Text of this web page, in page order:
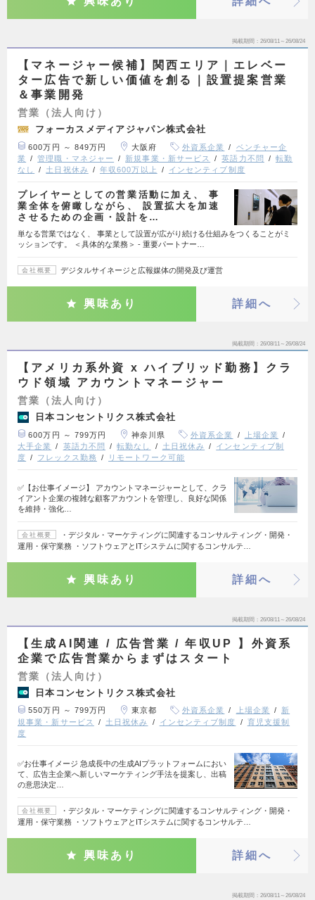
掲載期間 26/08/11～26/08/24
【マネージャー候補】関西エリア｜エレベー
ター広告で新しい価値を創る｜設置提案営業
＆事業開発
営業（法人向け）
フォーカスメディアジャパン株式会社
600万円 ～ 849万円 大阪府 外資系企業
ベンチャー企
業
管理職・マネジャー 新規事業・新サービス 英語力不問
転勤
なし
土日祝休み 年収600万以上 インセンティブ制度
プレイヤーとしての営業活動に加え、 事
業全体を俯瞰しながら、 設置拡大を加速
させるための企画・設計を…
単なる営業ではなく、 事業として設置が広がり続ける仕組みをつくることがミ
ッションです。 ＜具体的な業務＞ - 重要パートナー…
会社概要 デジタルサイネージと広報媒体の開発及び運営
興味あり 詳細へ
掲載期間 26/08/11～26/08/24
【アメリカ系外資 x ハイブリッド勤務】クラ
ウド領域 アカウントマネージャー
営業（法人向け）
日本コンセントリクス株式会社
600万円 ～ 799万円 神奈川県 外資系企業
上場企業
大手企業
英語力不問 転勤なし 土日祝休み
インセンティブ制
度
フレックス勤務 リモートワーク可能
✅【お仕事イメージ】 アカウントマネージャーとして、クラ
イアント企業の複雑な顧客アカウントを管理し、良好な関係
を維持・強化…
会社概要
・デジタル・マーケティングに関連するコンサルティング・開発・
運用・保守業務 ・ソフトウェアとITシステムに関するコンサルテ…
興味あり 詳細へ
掲載期間 26/08/11～26/08/24
【生成AI関連 / 広告営業 / 年収UP 】外資系
企業で広告営業からまずはスタート
営業（法人向け）
日本コンセントリクス株式会社
550万円 ～ 799万円 東京都 外資系企業 上場企業
新
規事業・新サービス
土日祝休み インセンティブ制度
育児支援制
度
✅お仕事イメージ 急成長中の生成AIプラットフォームにおい
て、広告主企業へ新しいマーケティング手法を提案し、出稿
の意思決定…
会社概要
・デジタル・マーケティングに関連するコンサルティング・開発・
運用・保守業務 ・ソフトウェアとITシステムに関するコンサルテ…
興味あり 詳細へ
掲載期間 26/08/11～26/08/24